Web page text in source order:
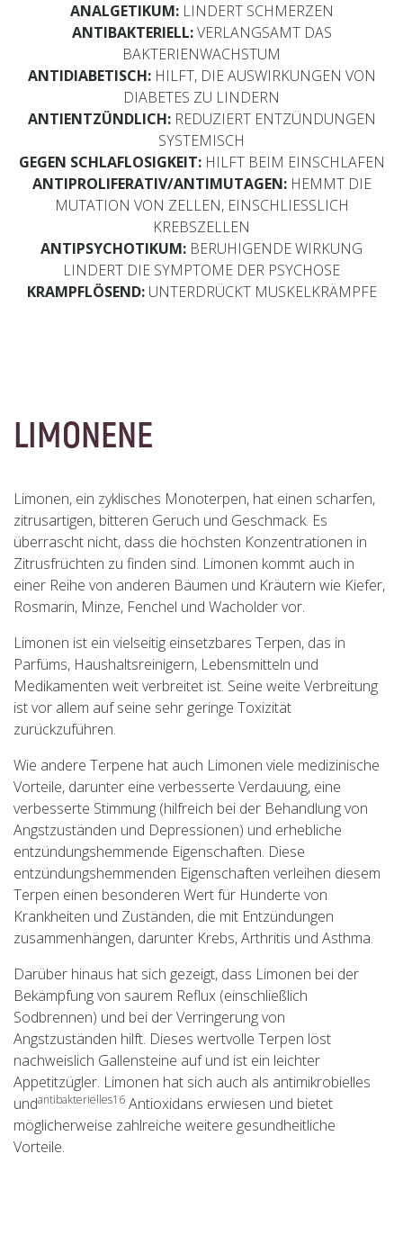
ANALGETIKUM:LINDERT SCHMERZEN
ANTIBAKTERIELL:VERLANGSAMT DAS
BAKTERIENWACHSTUM
ANTIDIABETISCH:HILFT, DIE AUSWIRKUNGEN VON
DIABETES ZU LINDERN
ANTIENTZÜNDLICH:REDUZIERT ENTZÜNDUNGEN
SYSTEMISCH
GEGEN SCHLAFLOSIGKEIT:HILFT BEIM EINSCHLAFEN
ANTIPROLIFERATIV/ANTIMUTAGEN:HEMMT DIE
MUTATION VON ZELLEN, EINSCHLIESSLICH
KREBSZELLEN
ANTIPSYCHOTIKUM: BERUHIGENDE WIRKUNG
LINDERT DIE SYMPTOME DER PSYCHOSE
KRAMPFLÖSEND:UNTERDRÜCKT MUSKELKRÄMPFE
LIMONENE
Limonen, ein zyklisches Monoterpen, hat einen scharfen,
zitrusartigen, bitteren Geruch und Geschmack. Es
überrascht nicht, dass die höchsten Konzentrationen in
Zitrusfrüchten zu finden sind. Limonen kommt auch in
einer Reihe von anderen Bäumen und Kräutern wie Kiefer,
Rosmarin, Minze, Fenchel und Wacholder vor.
Limonen ist ein vielseitig einsetzbares Terpen, das in
Parfüms, Haushaltsreinigern, Lebensmitteln und
Medikamenten weit verbreitet ist. Seine weite Verbreitung
ist vor allem auf seine sehr geringe Toxizität
zurückzuführen.
Wie andere Terpene hat auch Limonen viele medizinische
Vorteile, darunter eine verbesserte Verdauung, eine
verbesserte Stimmung (hilfreich bei der Behandlung von
Angstzuständen und Depressionen) und erhebliche
entzündungshemmende Eigenschaften. Diese
entzündungshemmenden Eigenschaften verleihen diesem
Terpen einen besonderen Wert für Hunderte von
Krankheiten und Zuständen, die mit Entzündungen
zusammenhängen, darunter Krebs, Arthritis und Asthma.
Darüber hinaus hat sich gezeigt, dass Limonen bei der
Bekämpfung von saurem Reflux (einschließlich
Sodbrennen) und bei der Verringerung von
Angstzuständen hilft. Dieses wertvolle Terpen löst
nachweislich Gallensteine auf und ist ein leichter
Appetitzügler. Limonen hat sich auch als antimikrobielles
undantibakterielles16 Antioxidans erwiesen und bietet
möglicherweise zahlreiche weitere gesundheitliche
Vorteile.